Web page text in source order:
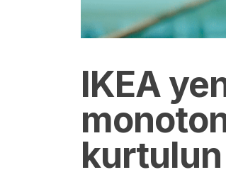
IKEA